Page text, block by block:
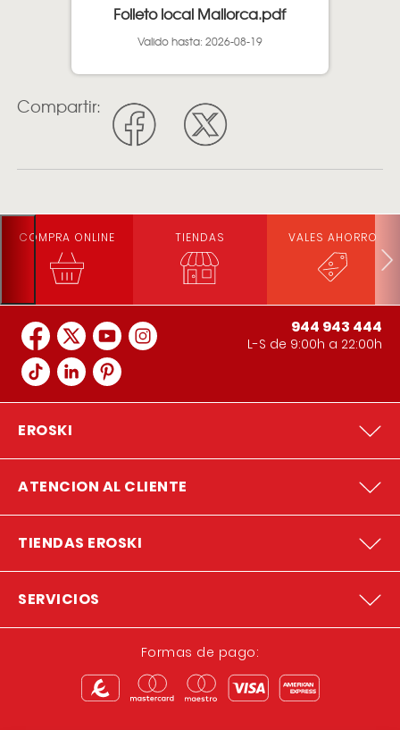
Folleto local Mallorca.pdf
Valido hasta: 2026-08-19
Compartir:
COMPRA ONLINE TIENDAS VALES AHORRO
944 943 444
L-S de 9:00h a 22:00h
EROSKI
ATENCION AL CLIENTE
TIENDAS EROSKI
SERVICIOS
Formas de pago: